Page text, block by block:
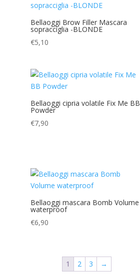
Bellaoggi Brow Filler Mascara
sopracciglia -BLONDE
€5,10
Bellaoggi cipria volatile Fix Me BB
Powder
€7,90
Bellaoggi mascara Bomb Volume
waterproof
€6,90
1 2 3 →